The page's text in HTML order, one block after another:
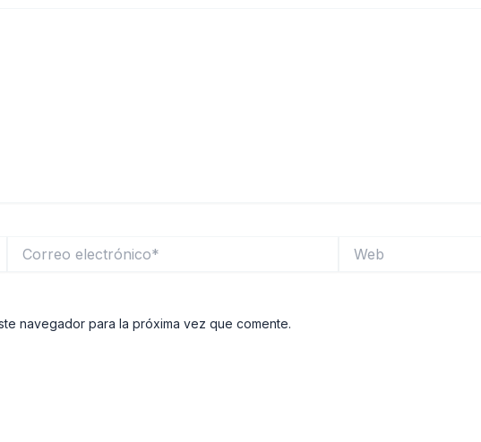
electrónico*
navegador para la próxima vez que comente.